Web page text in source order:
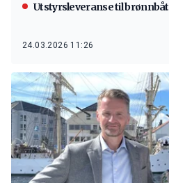
Utstyrsleveranse til brønnbåt
24.03.2026 11:26